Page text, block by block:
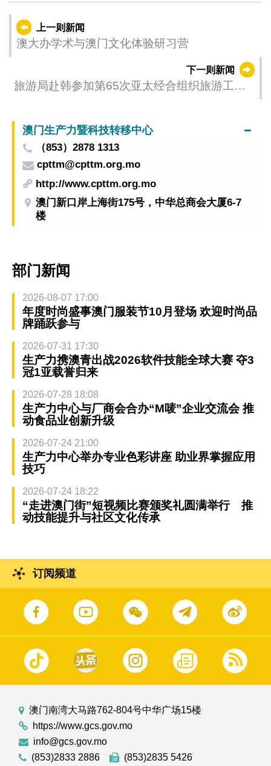
上一则新闻
澳大办学术与澳门文化体验研习营
下一则新闻
旅游局赴韩参加第65次亚太经合组织旅游工作
澳门生产力暨科技转移中心
（853）2878 1313
cpttm@cpttm.org.mo
http://www.cpttm.org.mo
澳门新口岸上海街175号，中华总商会大厦6-7
楼
部门新闻
2026-08-07 17:00
年度时尚盛事澳门服装节10月登场 欢迎时尚品
牌踊跃参与
2026-07-31 17:30
生产力携澳青出战2026软件技能全球大赛 夺3
冠1亚载誉归来
2026-07-28 18:08
生产力中心与厂商会合办“M唛”企业交流会 推
动食品业创新升级
2026-07-24 21:00
生产力中心举办专业色彩讲座 助业界掌握应用
技巧
2026-07-24 18:22
“走进澳门街”短视频比赛颁奖礼圆满举行 推
动技能提升与社区文化传承
订阅频道
澳门南湾大马路762-804号中华广场15楼
https://www.gcs.gov.mo
info@gcs.gov.mo
(853)2833 2886
(853)2835 5426